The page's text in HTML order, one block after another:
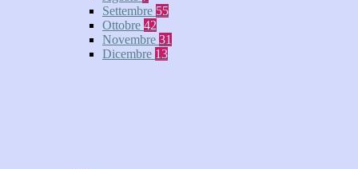
Settembre 55
Ottobre 42
Novembre 31
Dicembre 13